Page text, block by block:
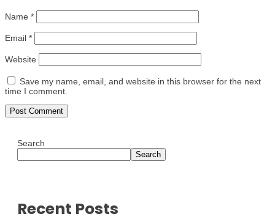
Name *
Email *
Website
Save my name, email, and website in this browser for the next
time I comment.
Search
Search
Recent Posts